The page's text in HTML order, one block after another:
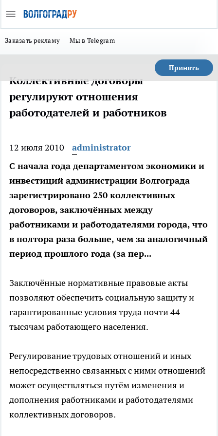
Заказать рекламу Мы в Telegram
Принять
Коллективные договоры
регулируют отношения
работодателей и работников
12 июля 2010
administrator
С начала года департаментом экономики и
инвестиций администрации Волгограда
зарегистрировано 250 коллективных
договоров, заключённых между
работниками и работодателями города, что
в полтора раза больше, чем за аналогичный
период прошлого года (за пер...
Заключённые нормативные правовые акты
позволяют обеспечить социальную защиту и
гарантированные условия труда почти 44
тысячам работающего населения.
Регулирование трудовых отношений и иных
непосредственно связанных с ними отношений
может осуществляться путём изменения и
дополнения работниками и работодателями
коллективных договоров.